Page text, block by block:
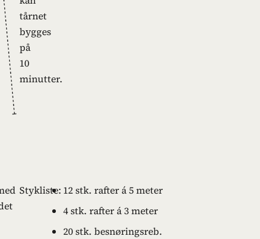
tårnet
bygges
på
10
minutter.
Stykliste: 12 stk. rafter á 5 meter
4 stk. rafter á 3 meter
20 stk. besnøringsreb.